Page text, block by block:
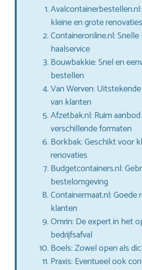
kleine en grote renovaties
Containeronline.nl:
haalservice
Bouwbakkie: Snel en
bestellen
Van Werven:
van klanten
Afzetbak.nl: Ruim
verschillende formaten
Borkbak: Geschikt voor
renovaties
Budgetcontainers.nl:
bestelomgeving
Containermaat.nl: Goede
klanten
Omrin: De expert in het
bedrijfsafval
Boels: Zowel open als
Praxis: Eventueel ook